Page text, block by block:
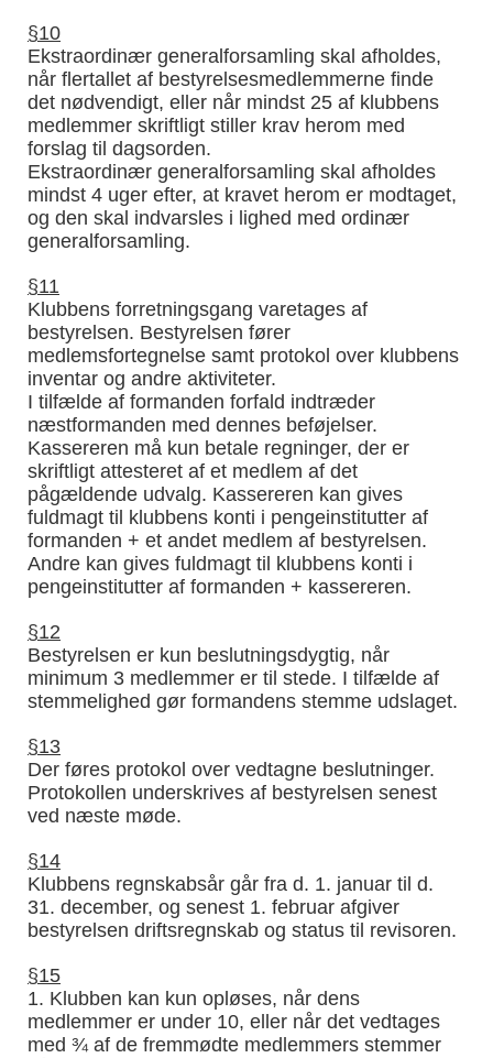
§10
Ekstraordinær generalforsamling skal afholdes,
når flertallet af bestyrelsesmedlemmerne finde
det nødvendigt, eller når mindst 25 af klubbens
medlemmer skriftligt stiller krav herom med
forslag til dagsorden.
Ekstraordinær generalforsamling skal afholdes
mindst 4 uger efter, at kravet herom er modtaget,
og den skal indvarsles i lighed med ordinær
generalforsamling.
§11
Klubbens forretningsgang varetages af
bestyrelsen. Bestyrelsen fører
medlemsfortegnelse samt protokol over klubbens
inventar og andre aktiviteter.
I tilfælde af formanden forfald indtræder
næstformanden med dennes beføjelser.
Kassereren må kun betale regninger, der er
skriftligt attesteret af et medlem af det
pågældende udvalg. Kassereren kan gives
fuldmagt til klubbens konti i pengeinstitutter af
formanden + et andet medlem af bestyrelsen.
Andre kan gives fuldmagt til klubbens konti i
pengeinstitutter af formanden + kassereren.
§12
Bestyrelsen er kun beslutningsdygtig, når
minimum 3 medlemmer er til stede. I tilfælde af
stemmelighed gør formandens stemme udslaget.
§13
Der føres protokol over vedtagne beslutninger.
Protokollen underskrives af bestyrelsen senest
ved næste møde.
§14
Klubbens regnskabsår går fra d. 1. januar til d.
31. december, og senest 1. februar afgiver
bestyrelsen driftsregnskab og status til revisoren.
§15
1. Klubben kan kun opløses, når dens
medlemmer er under 10, eller når det vedtages
med ¾ af de fremmødte medlemmers stemmer